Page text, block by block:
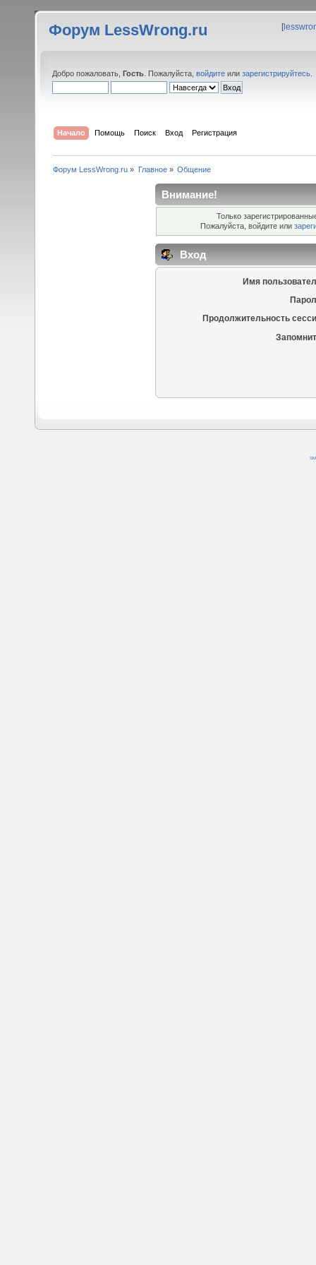
Форум LessWrong.ru [
Добро пожаловать, Гость . Пожалуйста, войдите или зарегистрируйтесь
Начало Помощь Поиск Вход Регистрация
Форум LessWrong.ru » Главное» Общение
Внимание!
Только
Пожалуйста, войдите или
Вход
Имя
Продолжительность